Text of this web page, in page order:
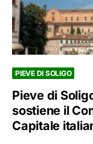
PIEVE DI SOLIGO
Pieve di
sostiene il
Capitale